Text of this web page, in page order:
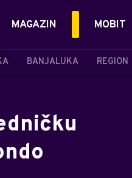
BANJALUKA REGION
MAGAZIN MOBIT